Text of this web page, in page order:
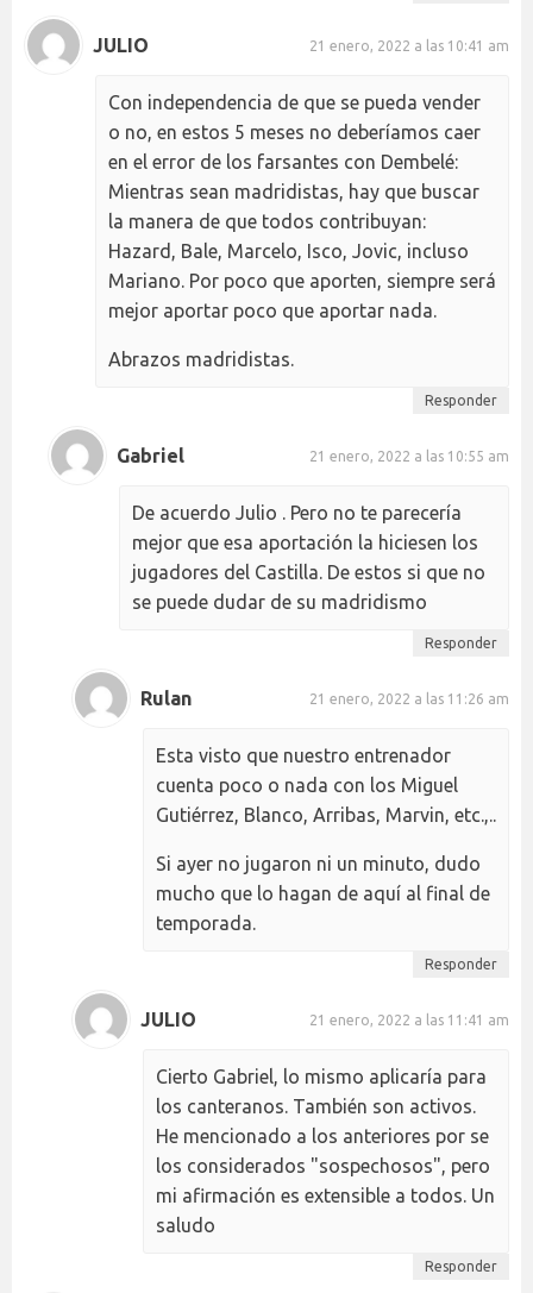
JULIO 21 enero, 2022 a las 10:41 am
Con independencia de que se pueda vender
o no, en estos 5 meses no deberíamos caer
en el error de los farsantes con Dembelé:
Mientras sean madridistas, hay que buscar
la manera de que todos contribuyan:
Hazard, Bale, Marcelo, Isco, Jovic, incluso
Mariano. Por poco que aporten, siempre será
mejor aportar poco que aportar nada.
Abrazos madridistas.
Responder
Gabriel 21 enero, 2022 a las 10:55 am
De acuerdo Julio . Pero no te parecería
mejor que esa aportación la hiciesen los
jugadores del Castilla. De estos si que no
se puede dudar de su madridismo
Responder
Rulan 21 enero, 2022 a las 11:26 am
Esta visto que nuestro entrenador
cuenta poco o nada con los Miguel
Gutiérrez, Blanco, Arribas, Marvin, etc.,..
Si ayer no jugaron ni un minuto, dudo
mucho que lo hagan de aquí al final de
temporada.
Responder
JULIO 21 enero, 2022 a las 11:41 am
Cierto Gabriel, lo mismo aplicaría para
los canteranos. También son activos.
He mencionado a los anteriores por se
los considerados "sospechosos", pero
mi afirmación es extensible a todos. Un
saludo
Responder